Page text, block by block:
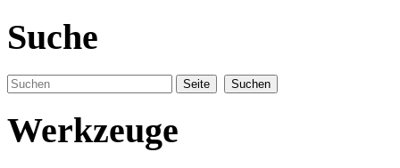
Suche
Werkzeuge